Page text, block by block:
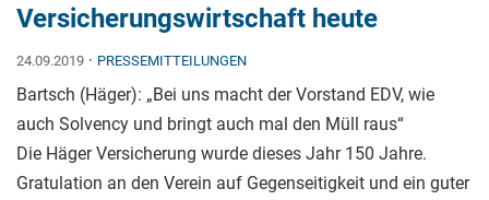
Versicherungswirtschaft heute
24.09.2019 · PRESSEMITTEILUNGEN
Bartsch (Häger): „Bei uns macht der Vorstand EDV, wie
auch Solvency und bringt auch mal den Müll raus“
Die Häger Versicherung wurde dieses Jahr 150 Jahre.
Gratulation an den Verein auf Gegenseitigkeit und ein guter